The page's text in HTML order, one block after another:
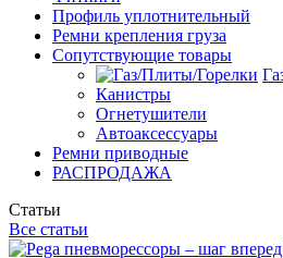
Профиль уплотнительный
Ремни крепления груза
Сопутствующие товары
Канистры
Огнетушители
Автоаксессуары
Ремни приводные
РАСПРОДАЖА
Статьи
Все статьи